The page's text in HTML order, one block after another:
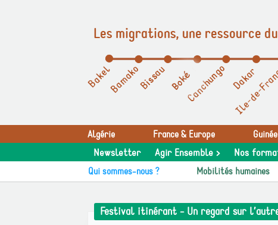
Les migrations, une ressource
Algérie France & Europe Guinée
Newsletter Agir Ensemble > Nos
Qui sommes-nous ? Mobilités humaines
Festival itinérant - Un regard sur